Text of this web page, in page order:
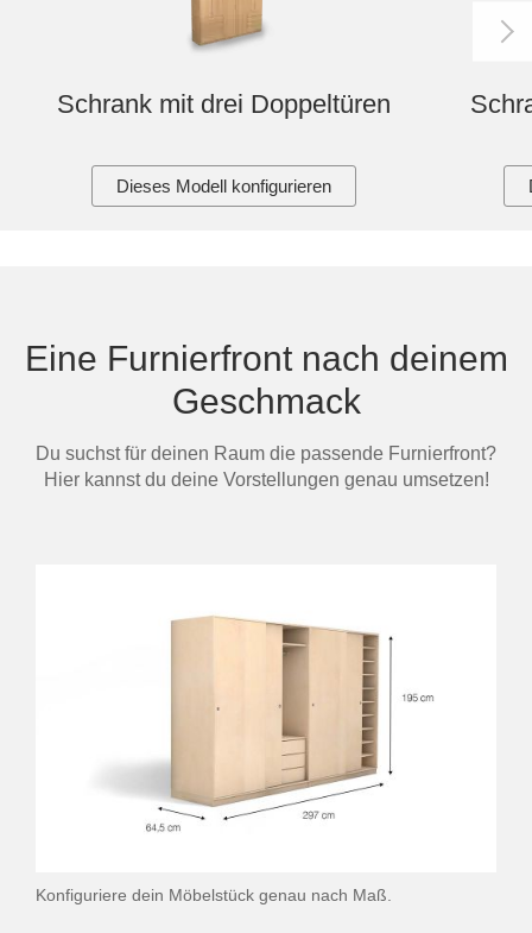
Schrank mit drei Doppeltüren
Dieses Modell konfigurieren
Eine Furnierfront nach deinem
Geschmack
Du suchst für deinen Raum die passende Furnierfront?
Hier kannst du deine Vorstellungen genau umsetzen!
Konfiguriere dein Möbelstück genau nach Maß.